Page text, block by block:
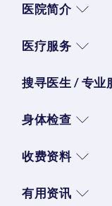
医院简介
医疗服务
搜寻医生 / 专业
身体检查
收费资料
有用资讯